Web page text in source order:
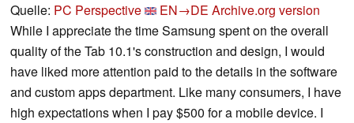
Quelle: PC Perspective EN→DE Archive.org version
While I appreciate the time Samsung spent on the overall
quality of the Tab 10.1's construction and design, I would
have liked more attention paid to the details in the software
and custom apps department. Like many consumers, I have
high expectations when I pay $500 for a mobile device. I